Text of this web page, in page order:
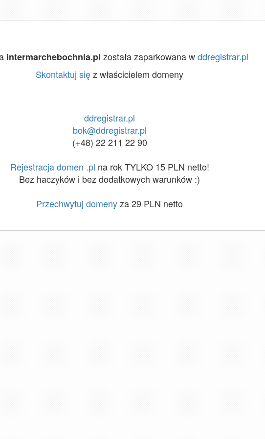
intermarchebochnia.pl została zaparkowana wddregistrar.pl
Skontaktuj sięz właścicielem domeny
ddregistrar.pl
bok@ddregistrar.pl
(+48) 22 211 22 90
Rejestracja domen .pl na rok TYLKO 15 PLN netto!
Bez haczyków i bez dodatkowych warunków :)
Przechwytuj domenyza 29 PLN netto